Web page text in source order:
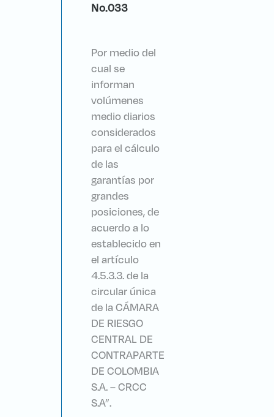
No.033
Por medio del
cual se
informan
volúmenes
medio diarios
considerados
para el cálculo
de las
garantías por
grandes
posiciones, de
acuerdo a lo
establecido en
el artículo
4.5.3.3. de la
circular única
de la CÁMARA
DE RIESGO
CENTRAL DE
CONTRAPARTE
DE COLOMBIA
S.A. – CRCC
S.A”.